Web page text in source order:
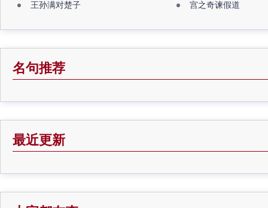
王孙满对楚子 宫之奇谏假道
名句推荐
最近更新